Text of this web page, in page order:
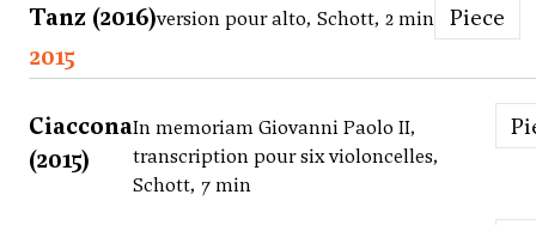
Tanz (2016)version pour alto, Schott, 2 min
Piece
2015
Ciaccona
(2015)
In memoriam Giovanni Paolo II,
transcription pour six violoncelles,
Schott, 7 min